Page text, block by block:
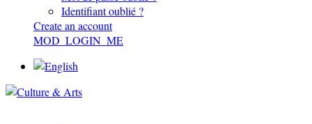
Identifiant oublié ?
Create an account
MOD_LOGIN_ME